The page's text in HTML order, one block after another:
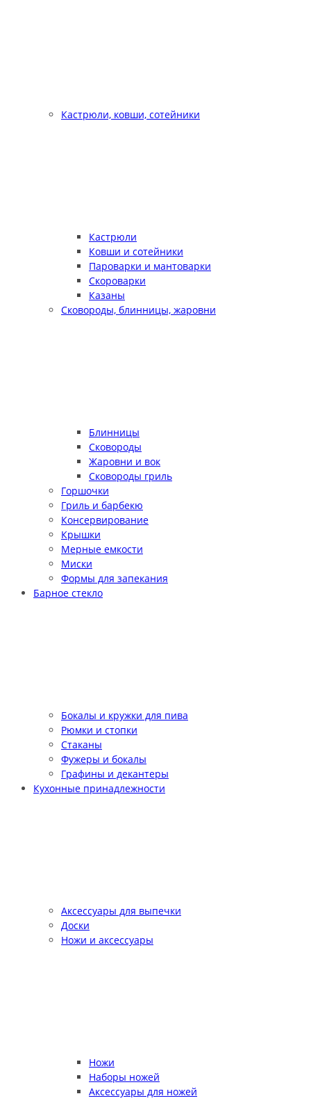
Кастрюли, ковши, сотейники
Кастрюли
Ковши и сотейники
Пароварки и мантоварки
Скороварки
Казаны
Сковороды, блинницы, жаровни
Блинницы
Сковороды
Жаровни и вок
Сковороды гриль
Горшочки
Гриль и барбекю
Консервирование
Крышки
Мерные емкости
Миски
Формы для запекания
Барное стекло
Бокалы и кружки для пива
Рюмки и стопки
Стаканы
Фужеры и бокалы
Графины и декантеры
Кухонные принадлежности
Аксессуары для выпечки
Доски
Ножи и аксессуары
Ножи
Наборы ножей
Аксессуары для ножей